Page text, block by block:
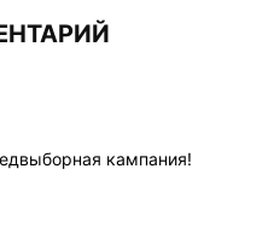
кампания!